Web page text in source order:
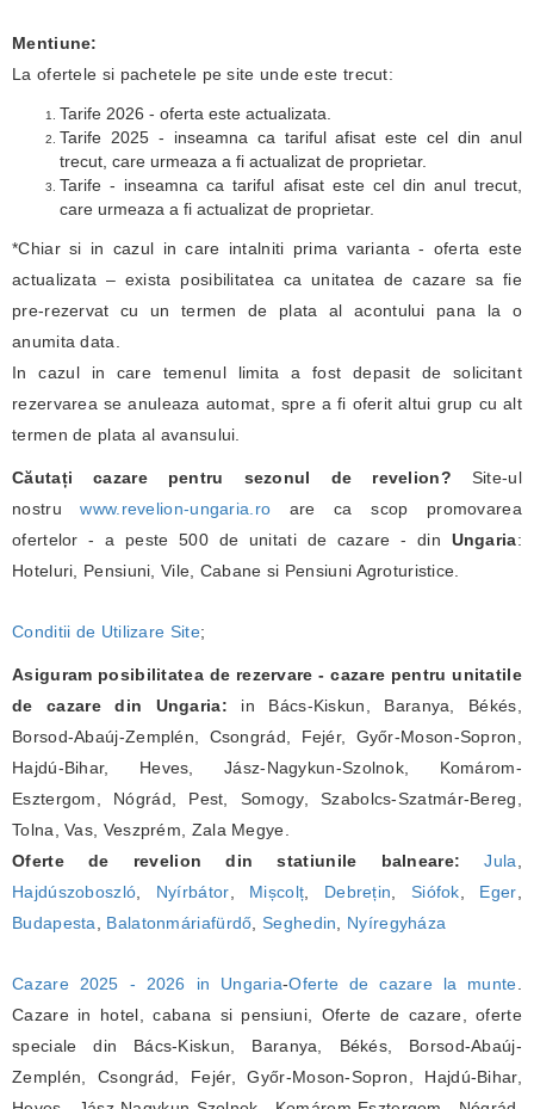
Mentiune:
La ofertele si pachetele pe site unde este trecut:
Tarife 2026 - oferta este actualizata.
Tarife 2025 - inseamna ca tariful afisat este cel din anul
trecut, care urmeaza a fi actualizat de proprietar.
Tarife - inseamna ca tariful afisat este cel din anul trecut,
care urmeaza a fi actualizat de proprietar.
*Chiar si in cazul in care intalniti prima varianta - oferta este
actualizata – exista posibilitatea ca unitatea de cazare sa fie
pre-rezervat cu un termen de plata al acontului pana la o
anumita data.
In cazul in care temenul limita a fost depasit de solicitant
rezervarea se anuleaza automat, spre a fi oferit altui grup cu alt
termen de plata al avansului.
Căutați cazare pentru sezonul de revelion? Site-ul
nostruwww.revelion-ungaria.ro are ca scop promovarea
ofertelor - a peste 500 de unitati de cazare - din Ungaria:
Hoteluri, Pensiuni, Vile, Cabane si Pensiuni Agroturistice.
Conditii de Utilizare Site;
Asiguram posibilitatea de rezervare - cazare pentru unitatile
de cazare din Ungaria: in Bács-Kiskun, Baranya, Békés,
Borsod-Abaúj-Zemplén, Csongrád, Fejér, Győr-Moson-Sopron,
Hajdú-Bihar, Heves, Jász-Nagykun-Szolnok, Komárom-
Esztergom, Nógrád, Pest, Somogy, Szabolcs-Szatmár-Bereg,
Tolna, Vas, Veszprém, Zala Megye.
Oferte de revelion din statiunile balneare:
Jula
Hajdúszoboszló
Nyírbátor Mișcolț Debrețin Siófok Eger
Budapesta
Balatonmáriafürdő ,Seghedin Nyíregyháza
Cazare 2025 - 2026 in Ungaria-Oferte de cazare la munte
Cazare in hotel, cabana si pensiuni, Oferte de cazare, oferte
speciale din Bács-Kiskun, Baranya, Békés, Borsod-Abaúj-
Zemplén, Csongrád, Fejér, Győr-Moson-Sopron, Hajdú-Bihar,